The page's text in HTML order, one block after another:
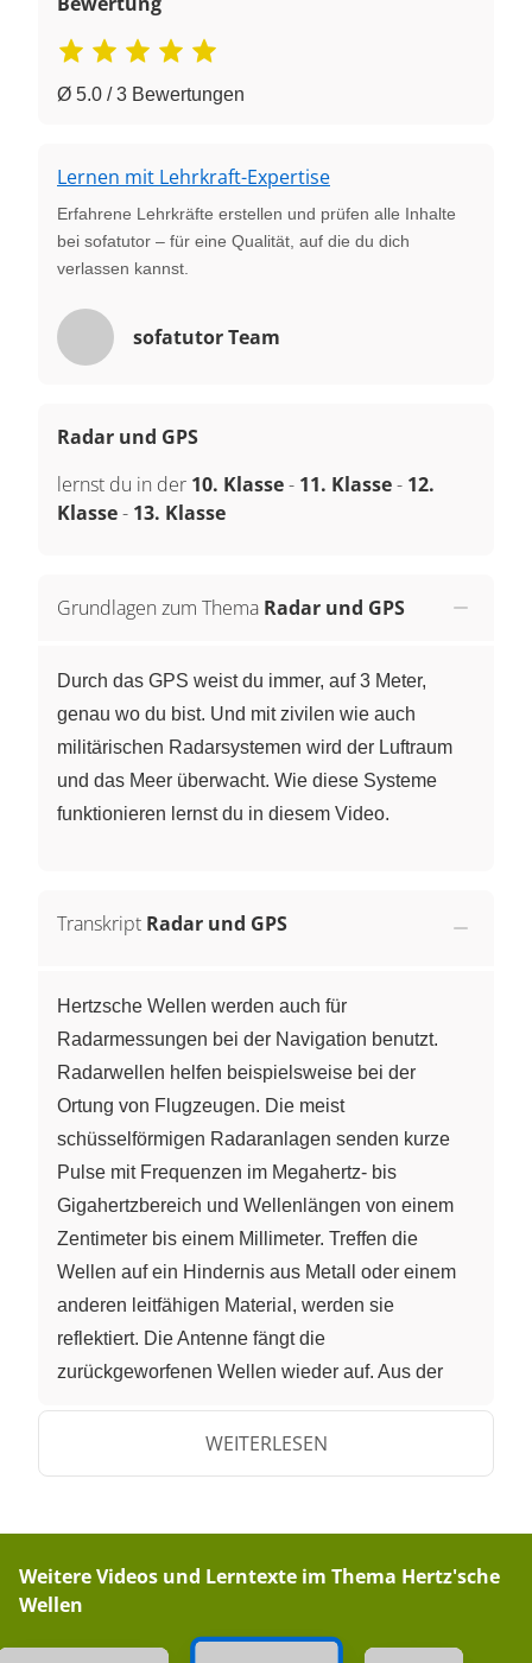
Ø 5.0 / 3 Bewertungen
Lernen mit Lehrkraft-Expertise
Erfahrene Lehrkräfte erstellen und prüfen alle Inhalte
bei sofatutor – für eine Qualität, auf die du dich
verlassen kannst.
sofatutor Team
Radar und GPS
lernst du in der 10. Klasse- 11. Klasse- 12.
Klasse- 13. Klasse
Grundlagen zum Thema Radar und GPS
Durch das GPS weist du immer, auf 3 Meter,
genau wo du bist. Und mit zivilen wie auch
militärischen Radarsystemen wird der Luftraum
und das Meer überwacht. Wie diese Systeme
funktionieren lernst du in diesem Video.
Transkript Radar und GPS
Hertzsche Wellen werden auch für
Radarmessungen bei der Navigation benutzt.
Radarwellen helfen beispielsweise bei der
Ortung von Flugzeugen. Die meist
schüsselförmigen Radaranlagen senden kurze
Pulse mit Frequenzen im Megahertz- bis
Gigahertzbereich und Wellenlängen von einem
Zentimeter bis einem Millimeter. Treffen die
Wellen auf ein Hindernis aus Metall oder einem
anderen leitfähigen Material, werden sie
reflektiert. Die Antenne fängt die
zurückgeworfenen Wellen wieder auf. Aus der
sich berechnen, wie weit das reflektierende
Objekt entfernt ist. Mittels Radar beobachten
Sturmfronten oder kartieren die Oberflächen von
Himmelskörpern. Und auch wenn auf der Straße
Raser geblitzt werden, steckt Radartechnik
dahinter. Die Position eines Objektes oder einer
WEITERLESEN
Weitere Videos und Lerntexte im Thema Hertz'sche
Wellen